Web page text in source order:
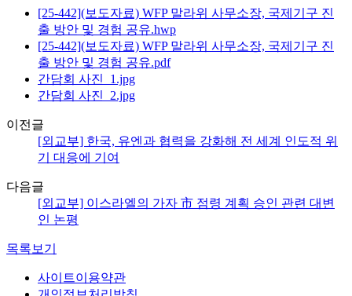
[25-442](보도자료) WFP 말라위 사무소장, 국제기구 진
출 방안 및 경험 공유.hwp
[25-442](보도자료) WFP 말라위 사무소장, 국제기구 진
출 방안 및 경험 공유.pdf
간담회 사진_1.jpg
간담회 사진_2.jpg
이전글
[외교부] 한국, 유엔과 협력을 강화해 전 세계 인도적 위
기 대응에 기여
다음글
[외교부] 이스라엘의 가자 市 점령 계획 승인 관련 대변
인 논평
목록보기
사이트이용약관